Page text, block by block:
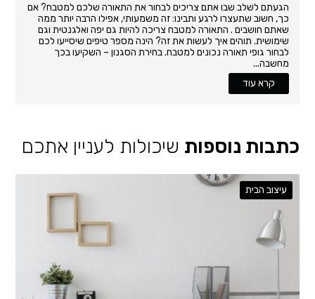
הגעתם לשלב שבו אתם צריכים לבחור את התאורה שלכם למטבח? אם
כך, חשוב שתעצרו לרגע ותבינו: זה משמעותי, אפילו הרבה יותר ממה
שאתם חושבים . התאורה למטבח צריכה להיות גם יפה ואלגנטית וגם
שימושית. תוהים איך לעשות את זה? הינה מספר טיפים שיסייעו לכם
לבחור גופי תאורה נכונים למטבח. בחירת הסגנון – השקיעו בכך
מחשבה...
קרא עוד
כתבות נוספות שיכולות לעניין אתכם
עיצוב הבית